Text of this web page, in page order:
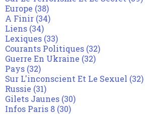
Europe (38)
A Finir (34)
Liens (34)
Lexiques (33)
Courants Politiques (32)
Guerre En Ukraine (32)
Pays (32)
Sur L'inconscient Et Le Sexuel (32)
Russie (31)
Gilets Jaunes (30)
Infos Paris 8 (30)